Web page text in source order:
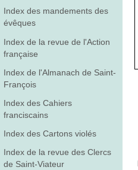
Index des mandements des
évêques
Index de la revue de l'Action
française
Index de l'Almanach de Saint-
François
Index des Cahiers
franciscains
Index des Cartons violés
Index de la revue des Clercs
de Saint-Viateur